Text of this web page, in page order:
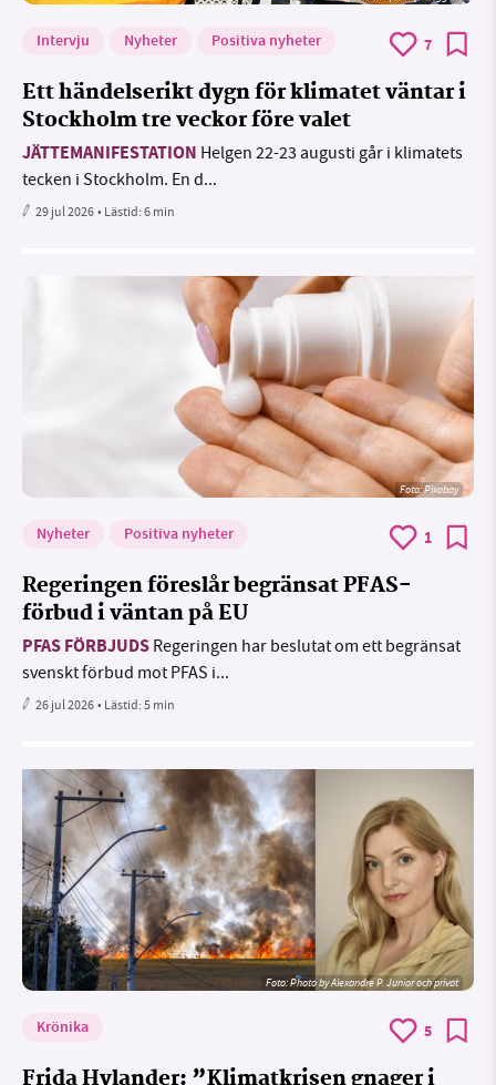
Intervju Nyheter Positiva nyheter 7
Ett händelserikt dygn för klimatet väntar i
Stockholm tre veckor före valet
JÄTTEMANIFESTATION Helgen 22-23 augusti går i klimatets
tecken i Stockholm. En d...
29 jul 2026• Lästid:6 min
Foto:Pixabay
Nyheter Positiva nyheter 1
Regeringen föreslår begränsat PFAS-
förbud i väntan på EU
PFAS FÖRBJUDS Regeringen har beslutat om ett begränsat
svenskt förbud mot PFAS i...
26 jul 2026• Lästid:5 min
Foto:Photo by Alexandre P. Junior och privat
Krönika 5